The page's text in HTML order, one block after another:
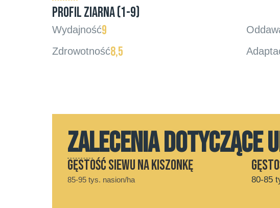
Profil ziarna (1-9)
Wydajność9
Zdrowotność8,5
ZALECENIA DOTYCZĄCE
Gęstość siewu na kiszonkę
85-95 tys. nasion/ha 80-85